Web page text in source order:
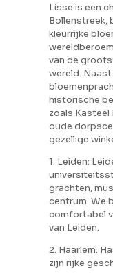
Lisse is een
Bollenstreek,
kleurrijke
van de
wereld.
historische
zoals Kasteel
oude
gezellige
1. Leiden:
grachten,
centrum. We
comfortabel
van Leiden.
2. Haarlem:
zijn rijke